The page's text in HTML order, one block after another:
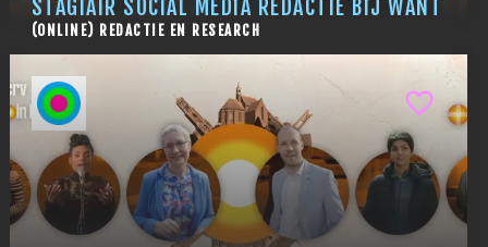
STAGIAIR SOCIAL MEDIA REDACTIE BIJ WANT
(ONLINE) REDACTIE EN RESEARCH